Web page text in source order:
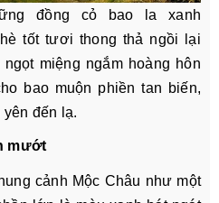
đồng cỏ bao la xanh
tốt tươi thong thả ngồi lại
miệng ngắm hoàng hôn
bao muộn phiền tan biến,
đến lạ.
mướt
cảnh Mộc Châu như một